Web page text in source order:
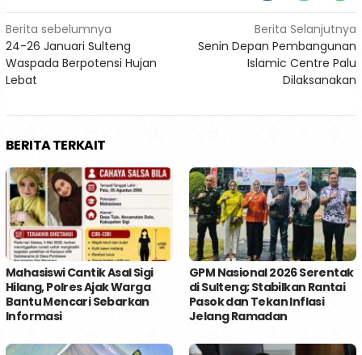
Navigasi
pos
Berita sebelumnya
24-26 Januari Sulteng
Waspada Berpotensi Hujan
Lebat
Berita Selanjutnya
Senin Depan Pembangunan
Islamic Centre Palu
Dilaksanakan
BERITA TERKAIT
Mahasiswi Cantik Asal Sigi
Hilang, Polres Ajak Warga
Bantu Mencari Sebarkan
Informasi
GPM Nasional 2026 Serentak
di Sulteng; Stabilkan Rantai
Pasok dan Tekan Inflasi
Jelang Ramadan